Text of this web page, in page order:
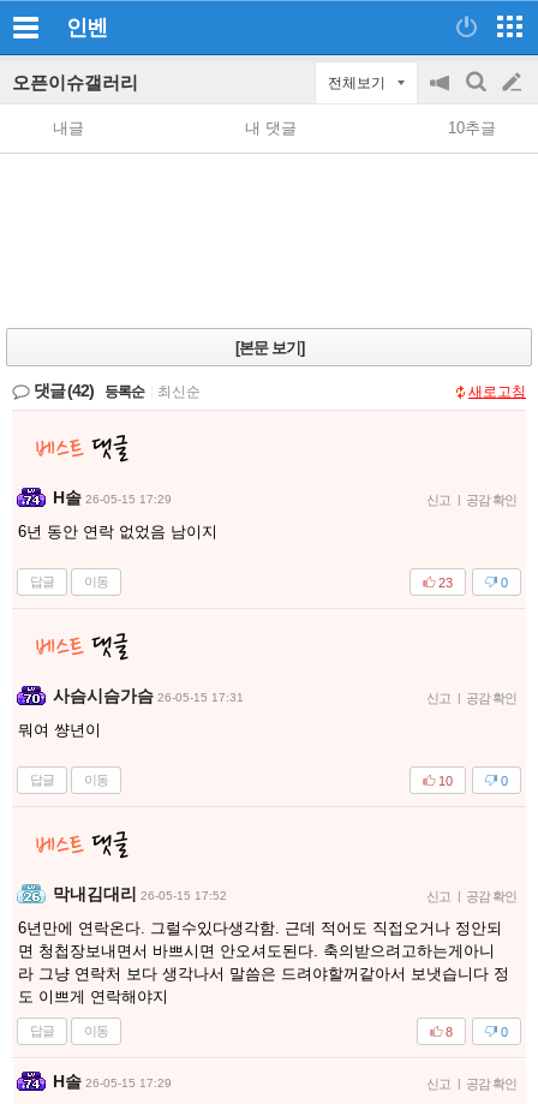
인벤
오픈이슈갤러리 전체보기
공
지
on/off
검
색
글
쓰
내글 내 댓글 10추글
[본문 보기]
댓글(42) 등록순 최신순 새로고침
H솔 26-05-15 17:29 신고 | 공감 확인
6년 동안 연락 없었음 남이지
답글 이동 0
23
사슴시슴가슴 26-05-15 17:31 신고 | 공감 확인
뭐여 썅년이
답글 이동 0
10
막내김대리 26-05-15 17:52 신고 | 공감 확인
6년만에 연락온다. 그럴수있다생각함. 근데 적어도 직접오거나 정안되
면 청첩장보내면서 바쁘시면 안오셔도된다. 축의받으려고하는게아니
라 그냥 연락처 보다 생각나서 말씀은 드려야할꺼같아서 보냇습니다 정
도 이쁘게 연락해야지
답글 이동 0
8
H솔 26-05-15 17:29 신고 | 공감 확인